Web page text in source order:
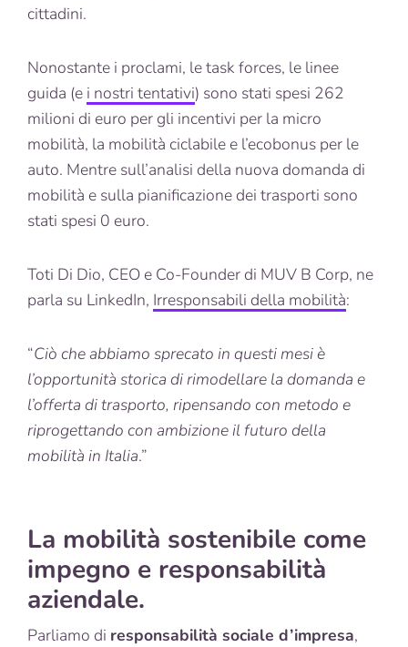
cittadini.
Nonostante i proclami, le task forces, le linee
guida (e i nostri tentativi) sono stati spesi 262
milioni di euro per gli incentivi per la micro
mobilità, la mobilità ciclabile e l’ecobonus per le
auto. Mentre sull’analisi della nuova domanda di
mobilità e sulla pianificazione dei trasporti sono
stati spesi 0 euro.
Toti Di Dio, CEO e Co-Founder di MUV B Corp, ne
parla su LinkedIn, Irresponsabili della mobilità:
“Ciò che abbiamo sprecato in questi mesiè
l’opportunità storica di rimodellare la domanda e
l’offerta di trasporto, ripensando con metodo e
riprogettando con ambizione il futuro della
mobilità in Italia.”
La mobilità sostenibile come
impegno e responsabilità
aziendale.
Parliamo di responsabilità sociale d’impresa,